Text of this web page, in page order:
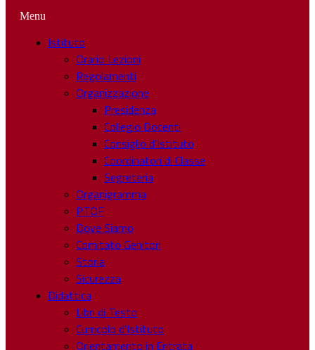
Menu
Istituto
Orario Lezioni
Regolamenti
Organizzazione
Presidenza
Collegio Docenti
Consiglio d’Istituto
Coordinatori di Classe
Segreteria
Organigramma
PTOF
Dove Siamo
Comitato Genitori
Storia
Sicurezza
Didattica
Libri di Testo
Curricolo d’Istituto
Orientamento in Entrata